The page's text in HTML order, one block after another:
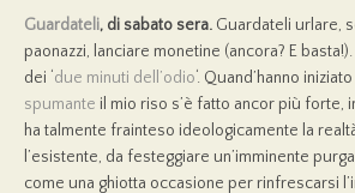
Guardateli, di sabato sera. Guardateli urlare,
paonazzi, lanciare monetine (ancora? E
dei ‘due minuti dell’odio‘. Quand’hanno iniziato
spumante il mio riso s’è fatto ancor più forte,
ha talmente frainteso ideologicamente la
l’esistente, da festeggiare un’imminente
come una ghiotta occasione per rinfrescarsi